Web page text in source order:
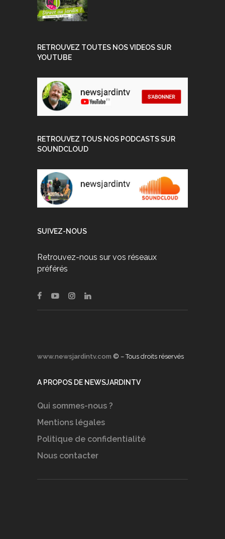
RETROUVEZ TOUTES NOS VIDEOS SUR
YOUTUBE
RETROUVEZ TOUS NOS PODCASTS SUR
SOUNDCLOUD
SUIVEZ-NOUS
Retrouvez-nous sur vos réseaux
préférés
www.newsjardintv.com © – Tous droits réservés
A PROPOS DE NEWSJARDINTV
Qui sommes-nous ?
Mentions légales
Politique de confidentialité
Nous contacter